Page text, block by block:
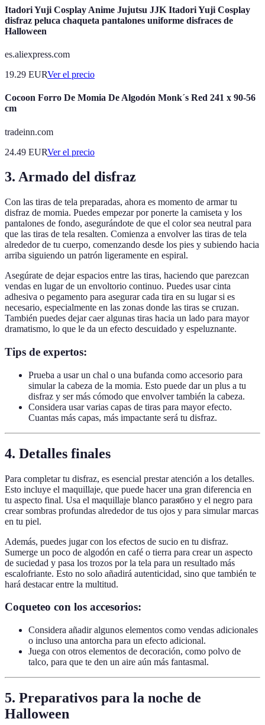
Itadori Yuji Cosplay Anime Jujutsu JJK Itadori Yuji Cosplay
disfraz peluca chaqueta pantalones uniforme disfraces de
Halloween
es.aliexpress.com
19.29 EURVer el precio
Cocoon Forro De Momia De Algodón Monk´s Red 241 x 90-56
cm
tradeinn.com
24.49 EURVer el precio
3. Armado del disfraz
Con las tiras de tela preparadas, ahora es momento de armar tu
disfraz de momia. Puedes empezar por ponerte la camiseta y los
pantalones de fondo, asegurándote de que el color sea neutral para
que las tiras de tela resalten. Comienza a envolver las tiras de tela
alrededor de tu cuerpo, comenzando desde los pies y subiendo hacia
arriba siguiendo un patrón ligeramente en espiral.
Asegúrate de dejar espacios entre las tiras, haciendo que parezcan
vendas en lugar de un envoltorio continuo. Puedes usar cinta
adhesiva o pegamento para asegurar cada tira en su lugar si es
necesario, especialmente en las zonas donde las tiras se cruzan.
También puedes dejar caer algunas tiras hacia un lado para mayor
dramatismo, lo que le da un efecto descuidado y espeluznante.
Tips de expertos:
Prueba a usar un chal o una bufanda como accesorio para
simular la cabeza de la momia. Esto puede dar un plus a tu
disfraz y ser más cómodo que envolver también la cabeza.
Considera usar varias capas de tiras para mayor efecto.
Cuantas más capas, más impactante será tu disfraz.
4. Detalles finales
Para completar tu disfraz, es esencial prestar atención a los detalles.
Esto incluye el maquillaje, que puede hacer una gran diferencia en
tu aspecto final. Usa el maquillaje blanco paraябно y el negro para
crear sombras profundas alrededor de tus ojos y para simular marcas
en tu piel.
Además, puedes jugar con los efectos de sucio en tu disfraz.
Sumerge un poco de algodón en café o tierra para crear un aspecto
de suciedad y pasa los trozos por la tela para un resultado más
escalofriante. Esto no solo añadirá autenticidad, sino que también te
hará destacar entre la multitud.
Coqueteo con los accesorios:
Considera añadir algunos elementos como vendas adicionales
o incluso una antorcha para un efecto adicional.
Juega con otros elementos de decoración, como polvo de
talco, para que te den un aire aún más fantasmal.
5. Preparativos para la noche de
Halloween